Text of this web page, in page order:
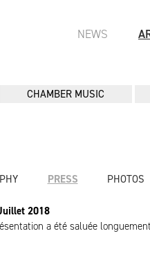
NEWS
CHAMBER MUSIC
PRESS PHOTOS
2018
a été saluée